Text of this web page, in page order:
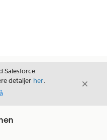
Salesforce
detaljer her.
Avslutt